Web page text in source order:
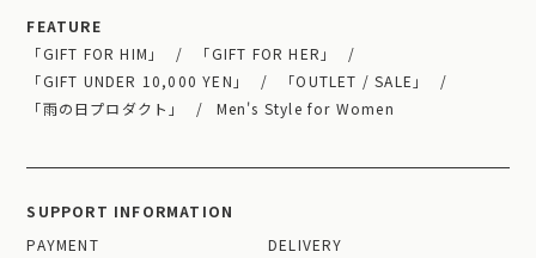
FEATURE
「GIFT FOR HIM」
「GIFT FOR HER」
「GIFT UNDER 10,000 YEN」
「OUTLET / SALE」
「雨の日プロダクト」
Men's Style for Women
SUPPORT INFORMATION
PAYMENT
DELIVERY